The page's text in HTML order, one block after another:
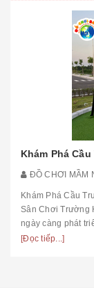
Khám Phá
ĐỒ CHƠI MẦM
Khám Phá Cầu
Sân Chơi Trường
ngày càng phát
toàn,...
[Đọc tiếp...]